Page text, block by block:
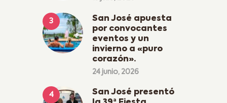
San José apuesta
por convocantes
eventos y un
invierno a «puro
corazón».
24 junio, 2026
San José presentó